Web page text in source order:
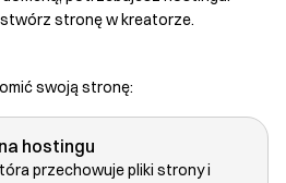
stronę w kreatorze.
swoją stronę:
hostingu
przechowuje pliki strony i